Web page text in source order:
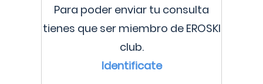
Para poder enviar tu consulta
tienes que ser miembro de EROSKI
club.
Identificate